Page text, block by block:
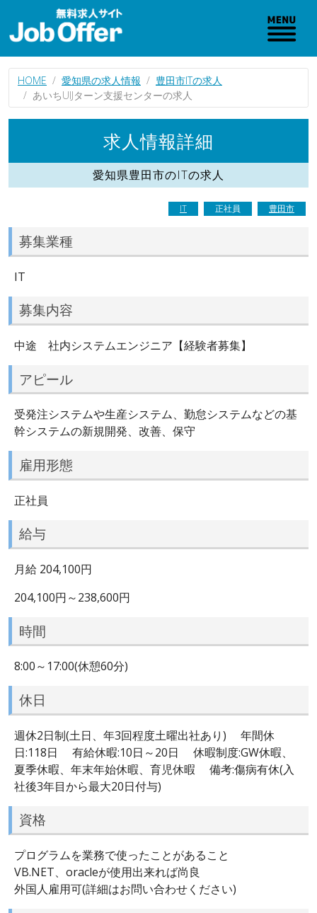
HOME 愛知県の求人情報
豊田市ITの求人
あいちUIJターン支援センターの求人
求人情報詳細
愛知県豊田市のITの求人
IT 正社員 豊田市
募集業種
IT
募集内容
中途 社内システムエンジニア【経験者募集】
アピール
受発注システムや生産システム、勤怠システムなどの基
幹システムの新規開発、改善、保守
雇用形態
正社員
給与
月給 204,100円
204,100円～238,600円
時間
8:00～17:00(休憩60分)
休日
週休2日制(土日、年3回程度土曜出社あり) 年間休
日:118日 有給休暇:10日～20日 休暇制度:GW休暇、
夏季休暇、年末年始休暇、育児休暇 備考:傷病有休(入
社後3年目から最大20日付与)
資格
プログラムを業務で使ったことがあること
VB.NET、oracleが使用出来れば尚良
外国人雇用可(詳細はお問い合わせください)